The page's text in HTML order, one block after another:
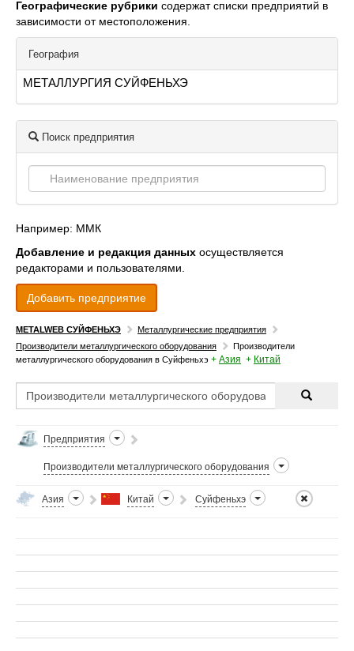
Географические рубрики содержат списки предприятий в
зависимости от местоположения.
География
МЕТАЛЛУРГИЯ СУЙФЕНЬХЭ
Поиск предприятия
Например: ММК
Добавление и редакция данных осуществляется
редакторами и пользователями.
Добавить предприятие
METALWEB СУЙФЕНЬХЭ
Металлургические предприятия
Производители металлургического оборудования
Производители
металлургического оборудования в Суйфеньхэ + Азия + Китай
Предприятия
Производители металлургического оборудования
Азия Китай Суйфеньхэ